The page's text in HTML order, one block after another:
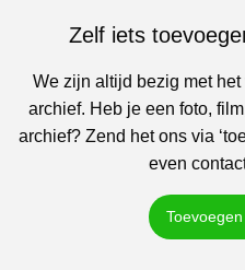
Zelf iets
We zijn altijd bezig met
archief. Heb je een foto,
archief? Zend het ons via
even